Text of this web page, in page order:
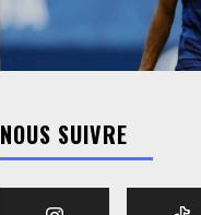
NOUS SUIVRE